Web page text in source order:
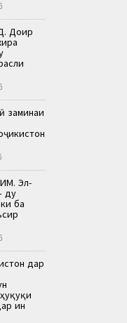
Доир
заминаи
Эл-
ду
ба
дар
ин